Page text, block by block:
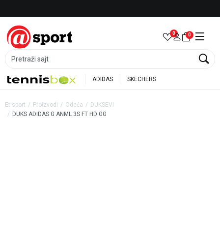
Pretraži sajt
0 0
ADIDAS SKECHERS
Et sport Proizvodi Odeća
DUKSEVI
DUKS ADIDAS G ANML 3S FT HD GG